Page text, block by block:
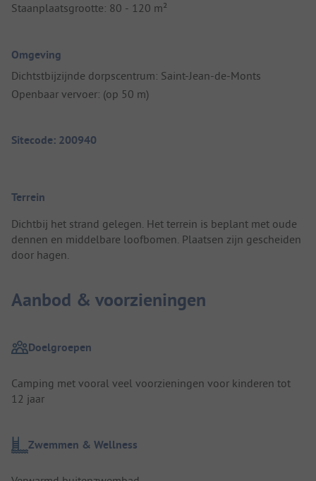
Staanplaatsgrootte: 80 - 120 m²
Omgeving
Dichtstbijzijnde dorpscentrum: Saint-Jean-de-Monts
Openbaar vervoer: (op 50 m)
Sitecode: 200940
Terrein
Dichtbij het strand gelegen. Het terrein is beplant met oude
dennen en middelbare loofbomen. Plaatsen zijn gescheiden
door hagen.
Aanbod & voorzieningen
Doelgroepen
Camping met vooral veel voorzieningen voor kinderen tot
12 jaar
Zwemmen & Wellness